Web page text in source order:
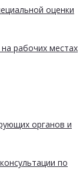
оценки
рабочих местах
органов и
по